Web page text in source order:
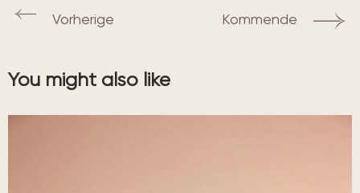
Vorherige Kommende
You might also like